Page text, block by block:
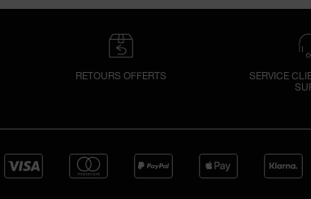
RETOURS OFFERTS
SERVICE